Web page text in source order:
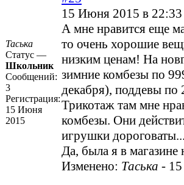
Таська
Статус —
Школьник
Сообщений:
3
Регистрация:
15 Июня
2015
15 Июня 2015 в 22:33
А мне нравится еще
то очень хорошие
низким ценам! На
зимние комбезы по
декабря), поддевы
Трикотаж там мне
комбезы. Они
игрушки
Да, была я в
Изменено: Таська -